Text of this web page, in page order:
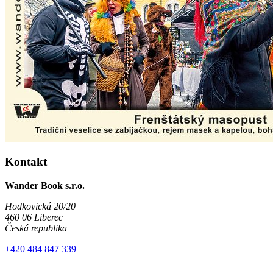
Kontakt
Wander Book s.r.o.
Hodkovická 20/20
460 06 Liberec
Česká republika
+420 484 847 339